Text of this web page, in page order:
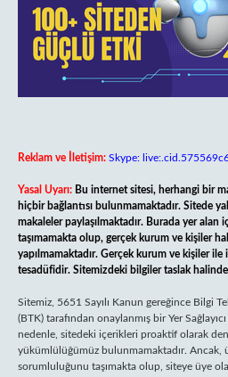
Reklam ve İletişim: Skype:
Yasal Uyarı: Bu internet sitesi, herhangi bir
hiçbir bağlantısı bulunmamaktadır. Sitede
makaleler paylaşılmaktadır. Burada yer alan
taşımamakta olup, gerçek kurum ve kişiler
yapılmamaktadır. Gerçek kurum ve kişiler
tesadüfidir. Sitemizdeki bilgiler taslak
Sitemiz, 5651 Sayılı Kanun gereğince Bilgi
(BTK) tarafından onaylanmış bir Yer
nedenle, sitedeki içerikleri proaktif olarak
yükümlülüğümüz bulunmamaktadır. Ancak,
sorumluluğunu taşımakta olup, siteye üye